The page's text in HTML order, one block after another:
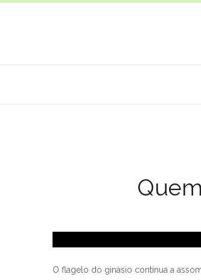
O flagelo do ginásio continua a